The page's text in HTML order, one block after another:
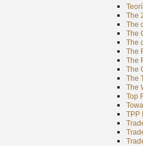
The
The
The
The
The
The
The
The
The
Top
TPP